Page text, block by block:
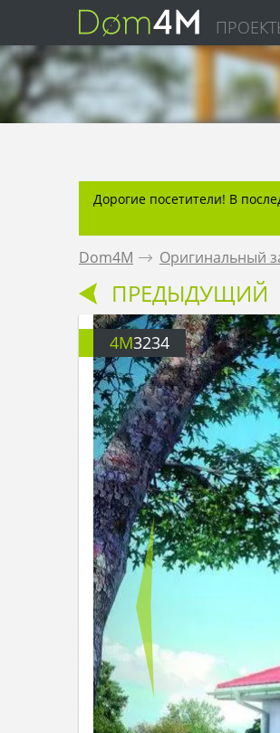
Дорогие посетители! В
Dom4M . Оригинальный
ПРЕДЫДУЩИЙ
4M3234